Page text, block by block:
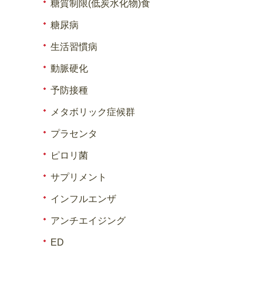
糖質制限(低炭水化物)食
糖尿病
生活習慣病
動脈硬化
予防接種
メタボリック症候群
プラセンタ
ピロリ菌
サプリメント
インフルエンザ
アンチエイジング
ED